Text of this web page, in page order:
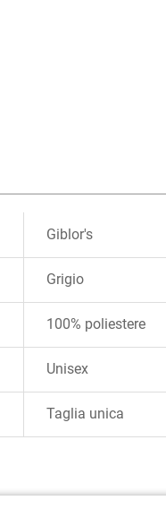
Giblor's
Grigio
100% poliestere
Unisex
Taglia unica